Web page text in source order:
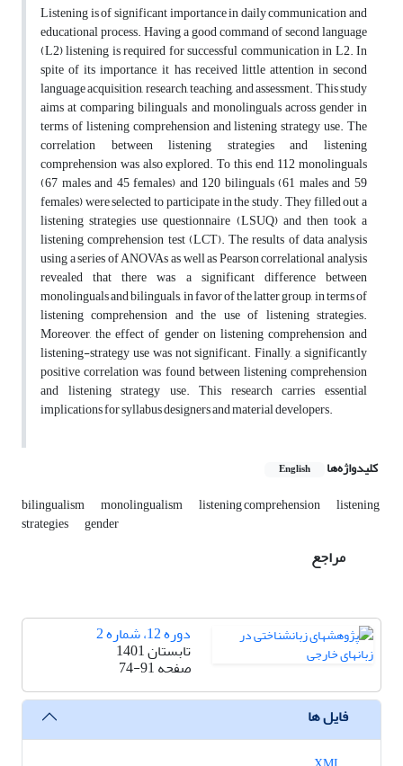
Listening is of significant importance in daily communication and
educational process. Having a good command of second language
(L2) listening is required for successful communication in L2. In
spite of its importance, it has received little attention in second
language acquisition, research, teaching, and assessment. This study
aims at comparing bilinguals and monolinguals across gender in
terms of listening comprehension and listening strategy use. The
correlation between listening strategies and listening
comprehension was also explored. To this end, 112 monolinguals
(67 males and 45 females) and 120 bilinguals (61 males and 59
females) were selected to participate in the study. They filled out a
listening strategies use questionnaire (LSUQ) and then took a
listening comprehension test (LCT). The results of data analysis
using a series of ANOVAs as well as Pearson correlational analysis
revealed that there was a significant difference between
monolinguals and bilinguals, in favor of the latter group, in terms of
listening comprehension and the use of listening strategies.
Moreover, the effect of gender on listening comprehension and
listening-strategy use was not significant. Finally, a significantly
positive correlation was found between listening comprehension
and listening strategy use. This research carries essential
implications for syllabus designers and material developers.
کلیدواژه‌ها English
bilingualism monolingualism listening comprehension listening
strategies gender
مراجع
دوره 12، شماره 2
تابستان 1401
صفحه74-91
فایل ها